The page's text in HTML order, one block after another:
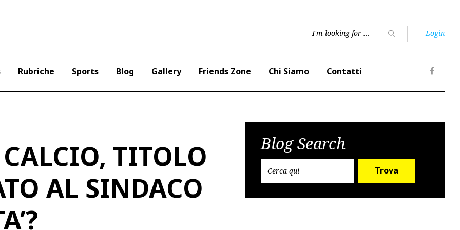
Login
Rubriche Sports Blog Gallery Friends Zone Chi Siamo
Contatti
TITOLO
AL SINDACO
Blog Search
Trova